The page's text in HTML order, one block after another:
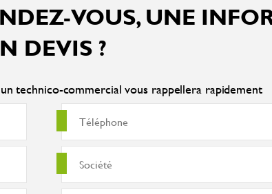
VOUS, UNE
DEVIS ?
technico-commercial vous rappellera rapidement